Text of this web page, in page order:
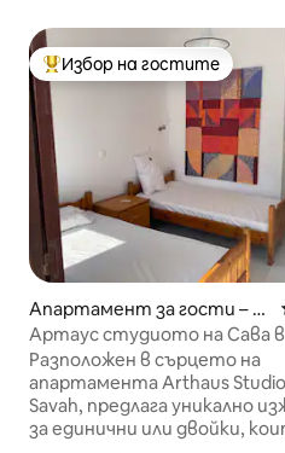
Най-популярен избор на
Избор на гостите
Апартамент за гости – Li
ndos
Артаус студиото на Сава
Разположен в сърцето на
апартамента Arthaus Studio
Savah, предлага уникално
за единични или двойки,